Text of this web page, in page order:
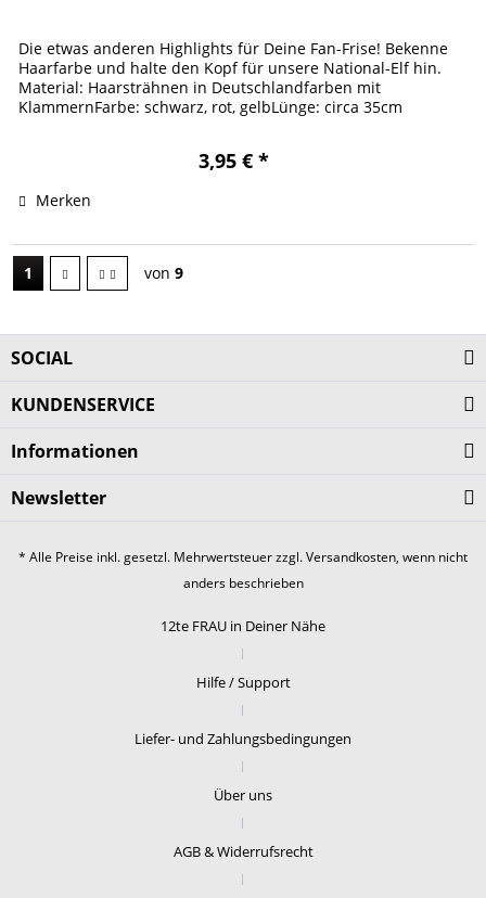
Die etwas anderen Highlights für Deine Fan-Frise! Bekenne
Haarfarbe und halte den Kopf für unsere National-Elf hin.
Material: Haarsträhnen in Deutschlandfarben mit
KlammernFarbe: schwarz, rot, gelbLünge: circa 35cm
3,95 € *
Merken
1 von9
SOCIAL
KUNDENSERVICE
Informationen
Newsletter
* Alle Preise inkl. gesetzl. Mehrwertsteuer zzgl.Versandkosten, wenn nicht
anders beschrieben
12te FRAU in Deiner Nähe
Hilfe / Support
Liefer- und Zahlungsbedingungen
Über uns
AGB & Widerrufsrecht